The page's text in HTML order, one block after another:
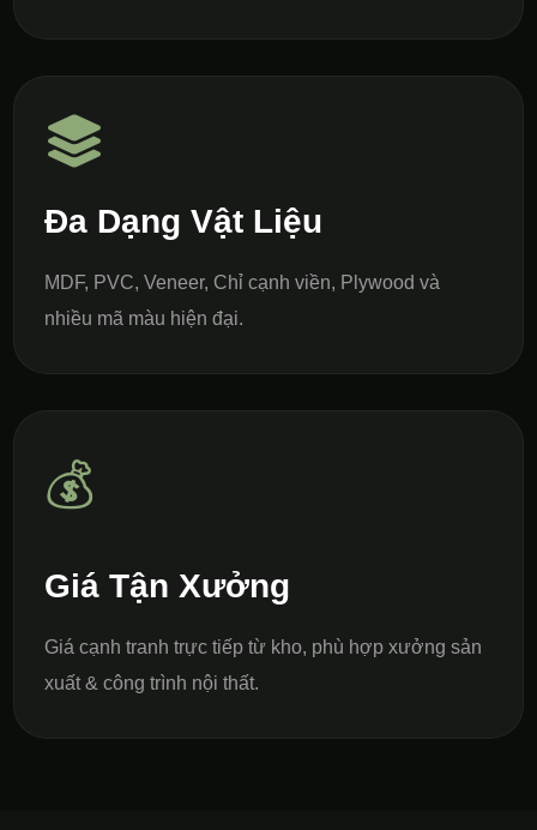
Đa Dạng Vật Liệu
MDF, PVC, Veneer, Chỉ cạnh viền, Plywood và
nhiều mã màu hiện đại.
💰
Giá Tận Xưởng
Giá cạnh tranh trực tiếp từ kho, phù hợp xưởng sản
xuất & công trình nội thất.